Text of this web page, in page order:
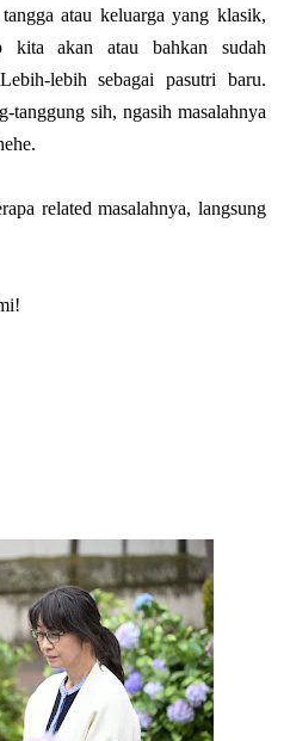
atau keluarga yang klasik,
kita akan atau bahkan sudah
lebih sebagai pasutri baru.
tanggung sih, ngasih masalahnya
related masalahnya, langsung